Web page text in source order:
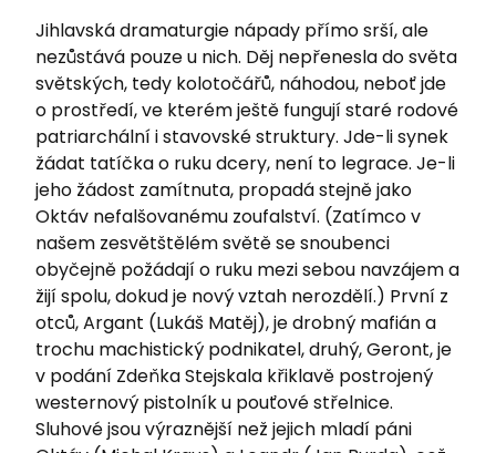
Jihlavská dramaturgie nápady přímo srší, ale
nezůstává pouze u nich. Děj nepřenesla do světa
světských, tedy kolotočářů, náhodou, neboť jde
o prostředí, ve kterém ještě fungují staré rodové
patriarchální i stavovské struktury. Jde-li synek
žádat tatíčka o ruku dcery, není to legrace. Je-li
jeho žádost zamítnuta, propadá stejně jako
Oktáv nefalšovanému zoufalství. (Zatímco v
našem zesvětštělém světě se snoubenci
obyčejně požádají o ruku mezi sebou navzájem a
žijí spolu, dokud je nový vztah nerozdělí.) První z
otců, Argant (Lukáš Matěj), je drobný mafián a
trochu machistický podnikatel, druhý, Geront, je
v podání Zdeňka Stejskala křiklavě postrojený
westernový pistolník u pouťové střelnice.
Sluhové jsou výraznější než jejich mladí páni